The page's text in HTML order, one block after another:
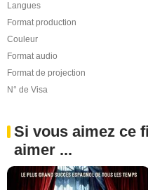
Langues
Format production
Couleur
Format audio
Format de projection
N° de Visa
Si vous aimez ce
aimer ...